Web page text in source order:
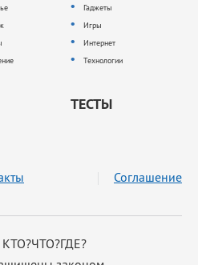
Гаджеты
Игры
Интернет
Технологии
ТЕСТЫ
Соглашение